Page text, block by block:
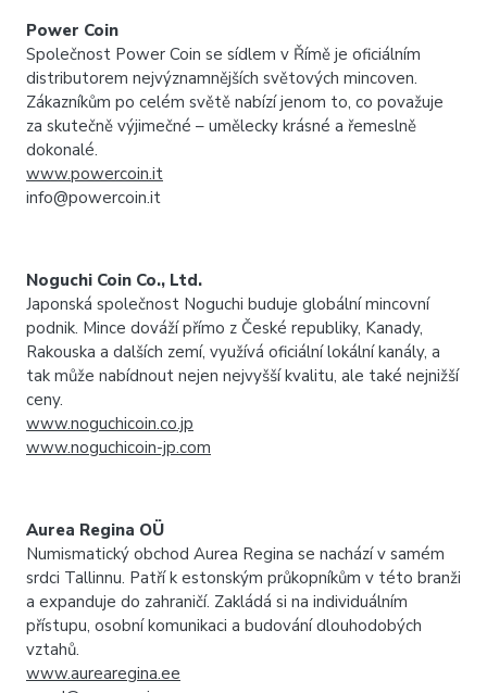
Power Coin
Společnost Power Coin se sídlem v Římě je oficiálním
distributorem nejvýznamnějších světových mincoven.
Zákazníkům po celém světě nabízí jenom to, co považuje
za skutečně výjimečné – umělecky krásné a řemeslně
dokonalé.
www.powercoin.it
info@powercoin.it
Noguchi Coin Co., Ltd.
Japonská společnost Noguchi buduje globální mincovní
podnik. Mince dováží přímo z České republiky, Kanady,
Rakouska a dalších zemí, využívá oficiální lokální kanály, a
tak může nabídnout nejen nejvyšší kvalitu, ale také nejnižší
ceny.
www.noguchicoin.co.jp
www.noguchicoin-jp.com
Aurea Regina OÜ
Numismatický obchod Aurea Regina se nachází v samém
srdci Tallinnu. Patří k estonským průkopníkům v této branži
a expanduje do zahraničí. Zakládá si na individuálním
přístupu, osobní komunikaci a budování dlouhodobých
vztahů.
www.aurearegina.ee